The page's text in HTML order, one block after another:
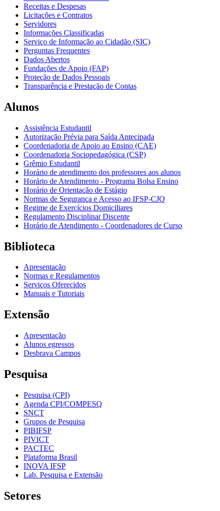
Receitas e Despesas
Licitações e Contratos
Servidores
Informações Classificadas
Serviço de Informação ao Cidadão (SIC)
Perguntas Frequentes
Dados Abertos
Fundações de Apoio (FAP)
Proteção de Dados Pessoais
Transparência e Prestação de Contas
Alunos
Assistência Estudantil
Autorização Prévia para Saída Antecipada
Coordenadoria de Apoio ao Ensino (CAE)
Coordenadoria Sociopedagógica (CSP)
Grêmio Estudantil
Horário de atendimento dos professores aos alunos
Horário de Atendimento - Programa Bolsa Ensino
Horário de Orientação de Estágio
Normas de Segurança e Acesso ao IFSP-CJO
Regime de Exercícios Domiciliares
Regulamento Disciplinar Discente
Horário de Atendimento - Coordenadores de Curso
Biblioteca
Apresentação
Normas e Regulamentos
Serviços Oferecidos
Manuais e Tutoriais
Extensão
Apresentação
Alunos egressos
Desbrava Campos
Pesquisa
Pesquisa (CPI)
Agenda CPI/COMPESQ
SNCT
Grupos de Pesquisa
PIBIFSP
PIVICT
PACTEC
Plataforma Brasil
INOVA IFSP
Lab. Pesquisa e Extensão
Setores